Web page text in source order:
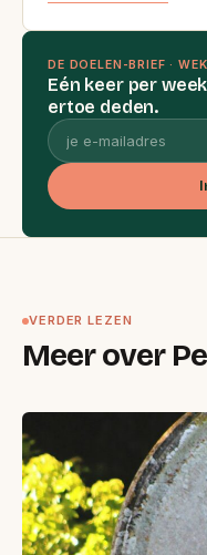
DE DOELEN-BRIEF ·
Eén keer per
ertoe deden.
VERDER LEZEN
Meer over